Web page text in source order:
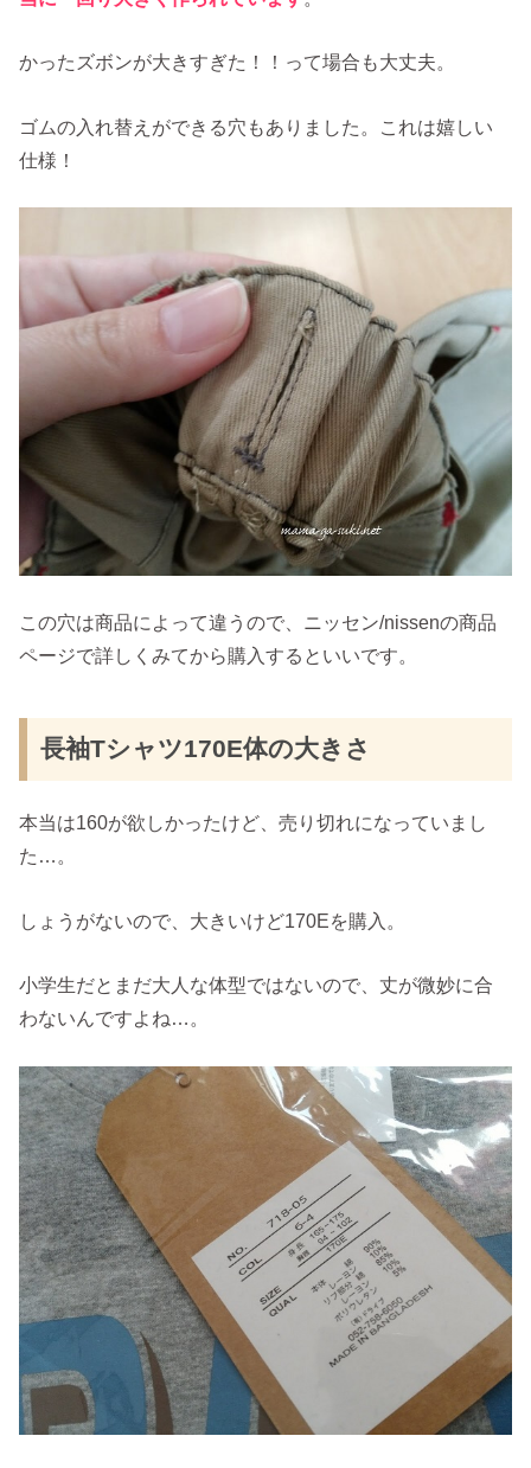
かったズボンが大きすぎた！！って場合も大丈夫。
ゴムの入れ替えができる穴もありました。これは嬉しい
仕様！
この穴は商品によって違うので、ニッセン/nissenの商品
ページで詳しくみてから購入するといいです。
長袖Tシャツ170E体の大きさ
本当は160が欲しかったけど、売り切れになっていまし
た…。
しょうがないので、大きいけど170Eを購入。
小学生だとまだ大人な体型ではないので、丈が微妙に合
わないんですよね…。